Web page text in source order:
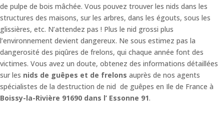
de pulpe de bois mâchée. Vous pouvez trouver les nids dans les
structures des maisons, sur les arbres, dans les égouts, sous les
glissières, etc. N’attendez pas ! Plus le nid grossi plus
l’environnement devient dangereux. Ne sous estimez pas la
dangerosité des piqûres de frelons, qui chaque année font des
victimes. Vous avez un doute, obtenez des informations détaillées
sur les nids de guêpes et de frelons auprès de nos agents
spécialistes de la destruction de nid de guêpes en Ile de France à
Boissy-la-Rivière 91690 dans l’ Essonne 91.